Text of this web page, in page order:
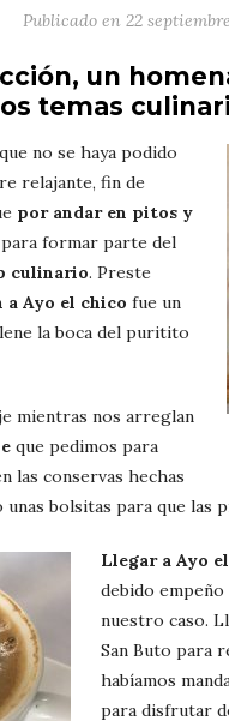
Publicado en 22
un
temas
no se haya podido
relajante, fin de
por andar en pitos y
formar parte del
culinario. Preste
a Ayo el chico fue un
la boca del puritito
mientras nos arreglan
que pedimos para
las conservas hechas
bolsitas para que las
Llegar a Ayo
debido empeño
nuestro caso.
San Buto para
habíamos
para disfrutar